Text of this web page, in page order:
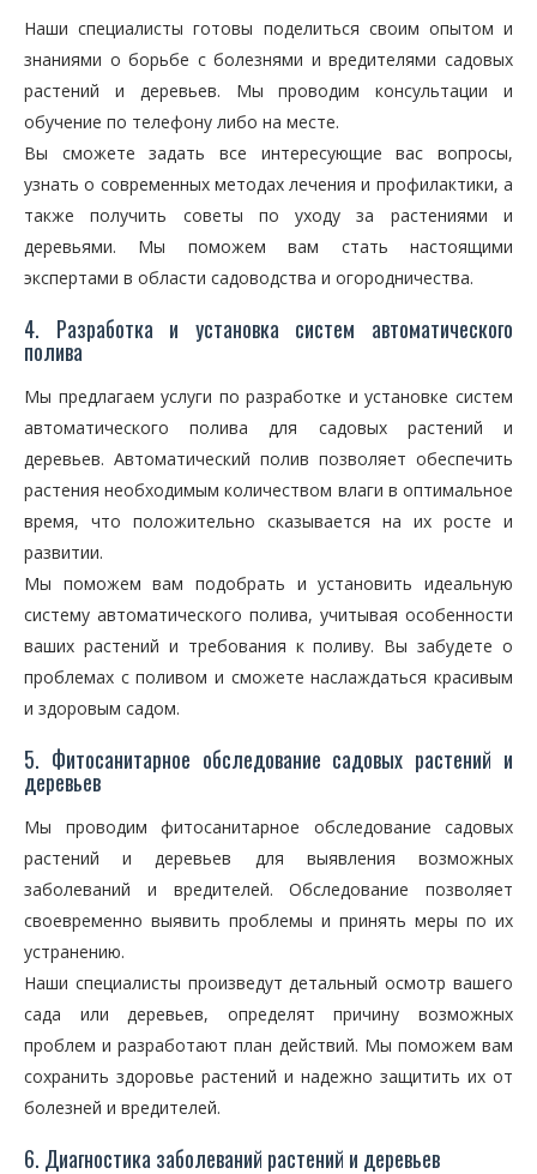
Наши специалисты готовы поделиться своим опытом и
знаниями о борьбе с болезнями и вредителями садовых
растений и деревьев. Мы проводим консультации и
обучение по телефону либо на месте.
Вы сможете задать все интересующие вас вопросы,
узнать о современных методах лечения и профилактики, а
также получить советы по уходу за растениями и
деревьями. Мы поможем вам стать настоящими
экспертами в области садоводства и огородничества.
4. Разработка и установка систем автоматического
полива
Мы предлагаем услуги по разработке и установке систем
автоматического полива для садовых растений и
деревьев. Автоматический полив позволяет обеспечить
растения необходимым количеством влаги в оптимальное
время, что положительно сказывается на их росте и
развитии.
Мы поможем вам подобрать и установить идеальную
систему автоматического полива, учитывая особенности
ваших растений и требования к поливу. Вы забудете о
проблемах с поливом и сможете наслаждаться красивым
и здоровым садом.
5. Фитосанитарное обследование садовых растений и
деревьев
Мы проводим фитосанитарное обследование садовых
растений и деревьев для выявления возможных
заболеваний и вредителей. Обследование позволяет
своевременно выявить проблемы и принять меры по их
устранению.
Наши специалисты произведут детальный осмотр вашего
сада или деревьев, определят причину возможных
проблем и разработают план действий. Мы поможем вам
сохранить здоровье растений и надежно защитить их от
болезней и вредителей.
6. Диагностика заболеваний растений и деревьев